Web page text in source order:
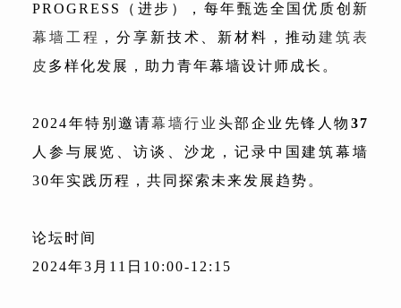
PROGRESS（进步），每年甄选全国优质创新
幕墙工程 ，分享新技术、新材料，推动建筑表
皮 多样化发展，助力青年幕墙设计师成长。
2024年特别邀请幕墙行业 头部企业先锋人物37
人参与展览、访谈、沙龙，记录中国建筑幕墙
30年实践历程，共同探索未来发展趋势。
论坛时间
2024年3月11日10:00-12:15